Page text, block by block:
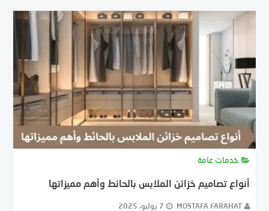
خدمات عامة
أنواع تصاميم خزائن الملابس بالحائط وأهم مميزاتها
MOSTAFA FARAHAT 7 يوليو، 2025